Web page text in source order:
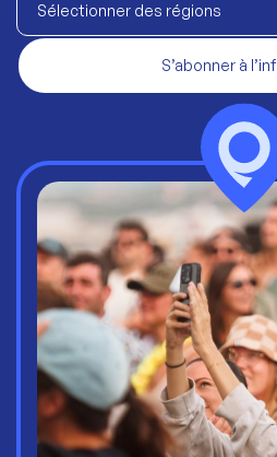
Sélectionner des régions
S’abonner à